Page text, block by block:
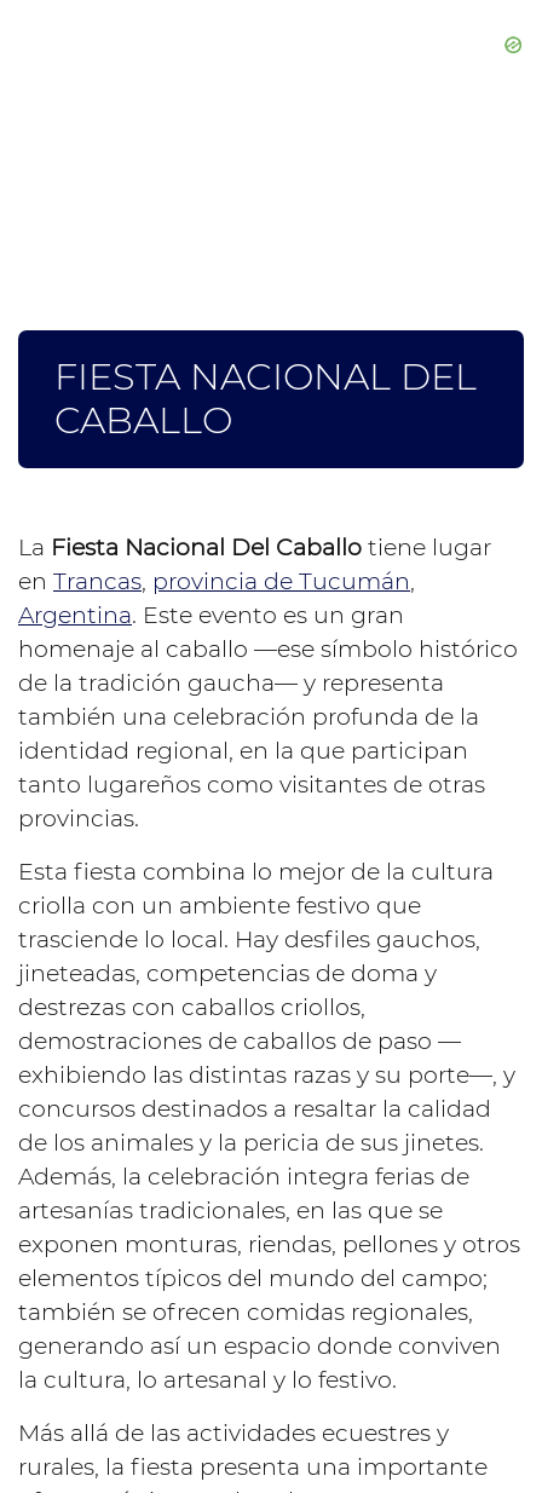
FIESTA NACIONAL DEL
CABALLO
La Fiesta Nacional Del Caballo tiene lugar
en Trancas, provincia de Tucumán,
Argentina. Este evento es un gran
homenaje al caballo —ese símbolo histórico
de la tradición gaucha— y representa
también una celebración profunda de la
identidad regional, en la que participan
tanto lugareños como visitantes de otras
provincias.
Esta fiesta combina lo mejor de la cultura
criolla con un ambiente festivo que
trasciende lo local. Hay desfiles gauchos,
jineteadas, competencias de doma y
destrezas con caballos criollos,
demostraciones de caballos de paso —
exhibiendo las distintas razas y su porte—, y
concursos destinados a resaltar la calidad
de los animales y la pericia de sus jinetes.
Además, la celebración integra ferias de
artesanías tradicionales, en las que se
exponen monturas, riendas, pellones y otros
elementos típicos del mundo del campo;
también se ofrecen comidas regionales,
generando así un espacio donde conviven
la cultura, lo artesanal y lo festivo.
Más allá de las actividades ecuestres y
rurales, la fiesta presenta una importante